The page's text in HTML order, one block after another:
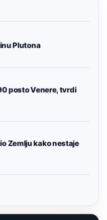
Plutona
posto Venere, tvrdi
Zemlju kako nestaje